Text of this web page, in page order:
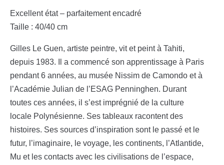
Excellent état – parfaitement encadré
Taille : 40/40 cm
Gilles Le Guen, artiste peintre, vit et peint à Tahiti,
depuis 1983. Il a commencé son apprentissage à Paris
pendant 6 années, au musée Nissim de Camondo et à
l’Académie Julian de l’ESAG Penninghen. Durant
toutes ces années, il s’est imprégnié de la culture
locale Polynésienne. Ses tableaux racontent des
histoires. Ses sources d’inspiration sont le passé et le
futur, l’imaginaire, le voyage, les continents, l’Atlantide,
Mu et les contacts avec les civilisations de l’espace,